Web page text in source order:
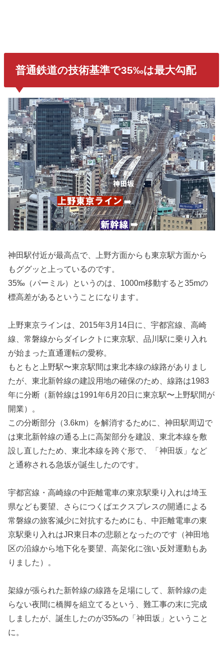
普通鉄道の技術基準で35‰は最大勾配
神田駅付近が最高点で、上野方面からも東京駅方面から
もググッと上っているのです。
35‰（パーミル）というのは、1000m移動すると35mの
標高差があるということになります。
上野東京ラインは、2015年3月14日に、宇都宮線、高崎
線、常磐線からダイレクトに東京駅、品川駅に乗り入れ
が始まった直通運転の愛称。
もともと上野駅〜東京駅間は東北本線の線路がありまし
たが、東北新幹線の建設用地の確保のため、線路は1983
年に分断（新幹線は1991年6月20日に東京駅〜上野駅間が
開業）。
この分断部分（3.6km）を解消するために、神田駅周辺で
は東北新幹線の通る上に高架部分を建設、東北本線を敷
設し直したため、東北本線を跨ぐ形で、「神田坂」など
と通称される急坂が誕生したのです。
宇都宮線・高崎線の中距離電車の東京駅乗り入れは埼玉
県なども要望、さらにつくばエクスプレスの開通による
常磐線の旅客減少に対抗するためにも、中距離電車の東
京駅乗り入れはJR東日本の悲願となったのです（神田地
区の沿線から地下化を要望、高架化に強い反対運動もあ
りました）。
架線が張られた新幹線の線路を足場にして、新幹線の走
らない夜間に橋脚を組立てるという、難工事の末に完成
しましたが、誕生したのが35‰の「神田坂」ということ
に。